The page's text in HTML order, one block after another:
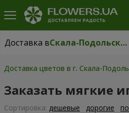
Доставка в Скала-Подольская
Доставка вСкала-Подольская
Доставка цветов в г. Скала-
Заказать мягкие
Cортировка: дешевые дорогие